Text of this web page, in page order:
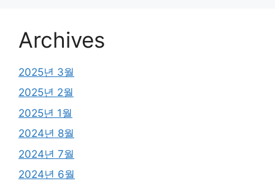
Archives
2025년 3월
2025년 2월
2025년 1월
2024년 8월
2024년 7월
2024년 6월